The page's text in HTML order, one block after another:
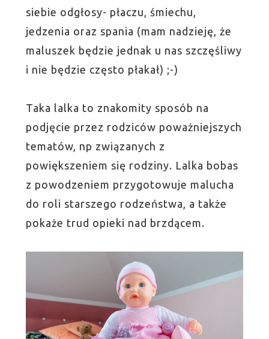
siebie odgłosy- płaczu, śmiechu,
jedzenia oraz spania (mam nadzieję, że
maluszek będzie jednak u nas szczęśliwy
i nie będzie często płakał) ;-)
Taka lalka to znakomity sposób na
podjęcie przez rodziców poważniejszych
tematów, np związanych z
powiększeniem się rodziny. Lalka bobas
z powodzeniem przygotowuje malucha
do roli starszego rodzeństwa, a także
pokaże trud opieki nad brzdącem.